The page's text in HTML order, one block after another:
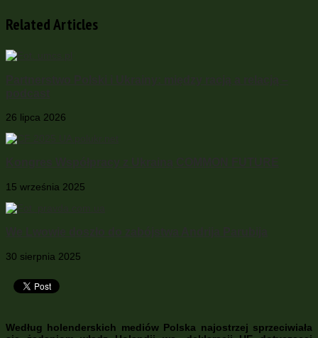
Related Articles
26 lipca 2026
15 września 2025
30 sierpnia 2025
Według holenderskich mediów Polska najostrzej sprzeciwiała